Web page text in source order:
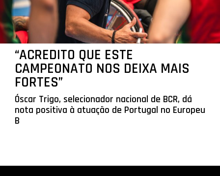
“ACREDITO QUE ESTE
CAMPEONATO NOS DEIXA MAIS
FORTES”
Óscar Trigo, selecionador nacional de BCR, dá
nota positiva à atuação de Portugal no Europeu
B